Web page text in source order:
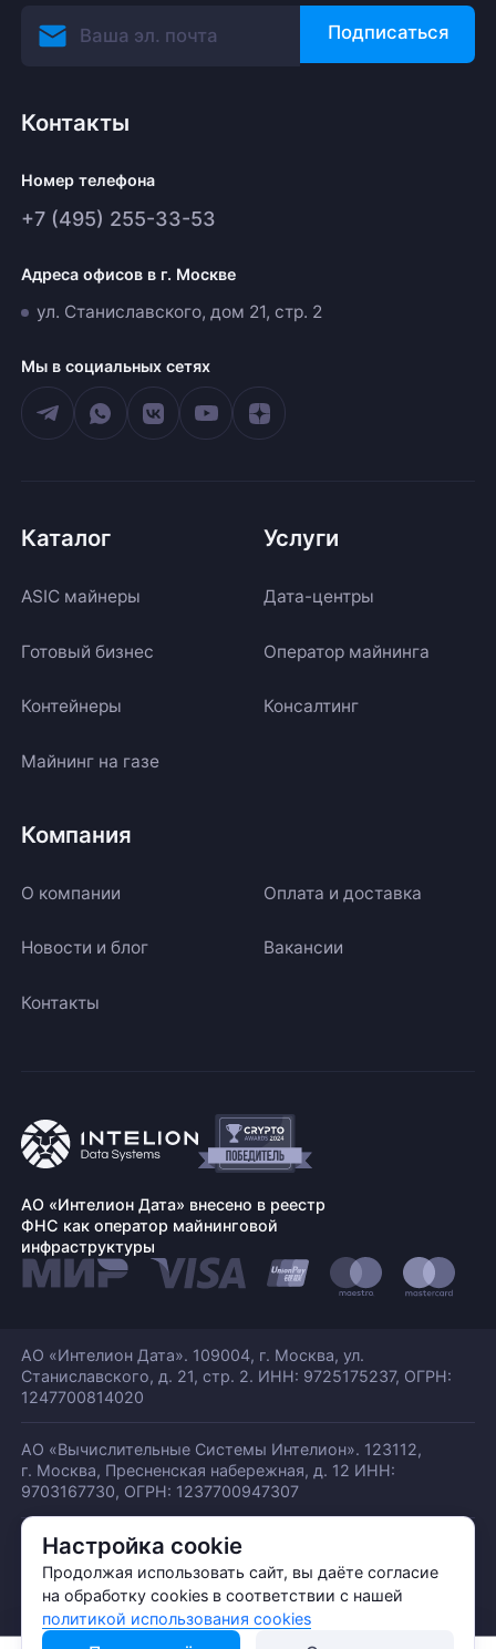
Настройка cookie
Продолжая использовать сайт, вы даёте согласие
на обработку cookies в соответствии с нашей
политикой использования cookies
Подписаться
Контакты
Номер телефона
+7 (495) 255-33-53
Адреса офисов в г. Москве
ул. Станиславского, дом 21, стр. 2
Мы в социальных сетях
Каталог
ASIC майнеры
Готовый бизнес
Контейнеры
Майнинг на газе
Услуги
Дата-центры
Оператор майнинга
Консалтинг
Компания
О компании Оплата и доставка
Новости и блог Вакансии
Контакты
АО «Интелион Дата» внесено в реестр
ФНС как оператор майнинговой
инфраструктуры
АО «Интелион Дата». 109004, г. Москва, ул.
Станиславского, д. 21, стр. 2. ИНН: 9725175237, ОГРН:
1247700814020
АО «Вычислительные Системы Интелион». 123112,
г. Москва, Пресненская набережная, д. 12 ИНН:
9703167730, ОГРН: 1237700947307
© АО «ИНТЕЛИОН ДАТА» 2026
Политика обработки ПДн
Политика конфиденциальности
Политика использования куки